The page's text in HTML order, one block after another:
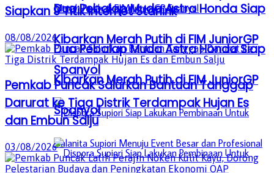
Dua Pebalap Muda Astra Honda Siap
Kibarkan Merah Putih di FIM JuniorGP
Spanyol
Dua Pebalap Muda Astra Honda Siap
Kibarkan Merah Putih di FIM JuniorGP
Spanyol
Siapkan 9 Titik Internet Starlink
08/08/2026
Pemkab Puncak Salurkan Bantuan Tanggap
Darurat ke Tiga Distrik Terdampak Hujan Es
dan Embun Salju
03/08/2026